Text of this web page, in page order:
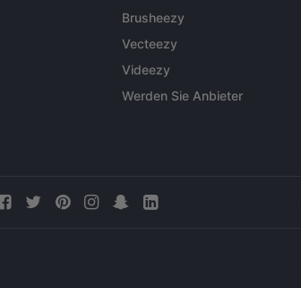
Brusheezy
Vecteezy
Videezy
Werden Sie Anbieter